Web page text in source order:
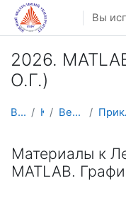
Перейти к основному
Вы
2026.
О.Г.)
В начало Курсы Весенний семестр
Материалы к
MATLAB.